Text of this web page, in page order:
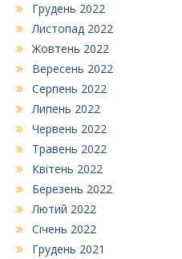
Грудень 2022
Листопад 2022
Жовтень 2022
Вересень 2022
Серпень 2022
Липень 2022
Червень 2022
Травень 2022
Квітень 2022
Березень 2022
Лютий 2022
Січень 2022
Грудень 2021